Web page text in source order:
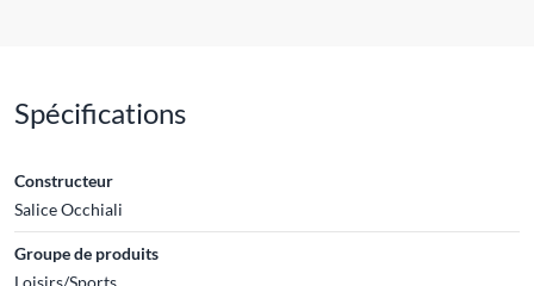
Spécifications
Constructeur
Salice Occhiali
Groupe de produits
Loisirs/Sports